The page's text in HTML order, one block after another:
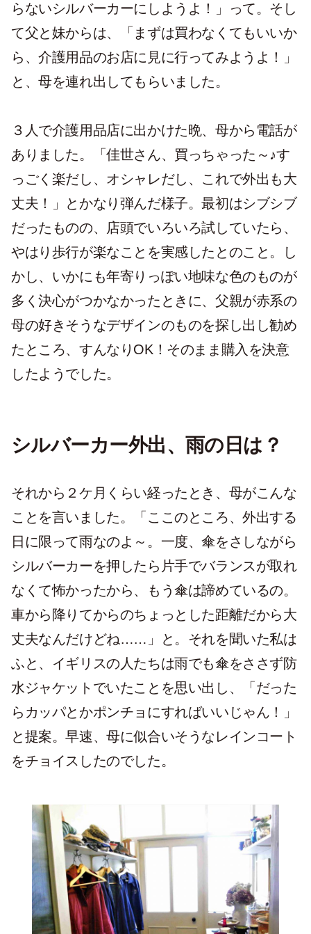
らないシルバーカーにしようよ！」って。そし
て父と妹からは、「まずは買わなくてもいいか
ら、介護用品のお店に見に行ってみようよ！」
と、母を連れ出してもらいました。
３人で介護用品店に出かけた晩、母から電話が
ありました。「佳世さん、買っちゃった～♪す
っごく楽だし、オシャレだし、これで外出も大
丈夫！」とかなり弾んだ様子。最初はシブシブ
だったものの、店頭でいろいろ試していたら、
やはり歩行が楽なことを実感したとのこと。し
かし、いかにも年寄りっぽい地味な色のものが
多く決心がつかなかったときに、父親が赤系の
母の好きそうなデザインのものを探し出し勧め
たところ、すんなりOK！そのまま購入を決意
したようでした。
シルバーカー外出、雨の日は？
それから２ケ月くらい経ったとき、母がこんな
ことを言いました。「ここのところ、外出する
日に限って雨なのよ～。一度、傘をさしながら
シルバーカーを押したら片手でバランスが取れ
なくて怖かったから、もう傘は諦めているの。
車から降りてからのちょっとした距離だから大
丈夫なんだけどね……」と。それを聞いた私は
ふと、イギリスの人たちは雨でも傘をささず防
水ジャケットでいたことを思い出し、「だった
らカッパとかポンチョにすればいいじゃん！」
と提案。早速、母に似合いそうなレインコート
をチョイスしたのでした。